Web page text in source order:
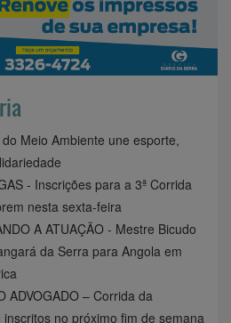
Meio Ambiente une esporte,
- Inscrições para a 3ª Corrida
nesta sexta-feira
A ATUAÇÃO - Mestre Bicudo
da Serra para Angola em
ADVOGADO – Corrida da
no próximo fim de semana